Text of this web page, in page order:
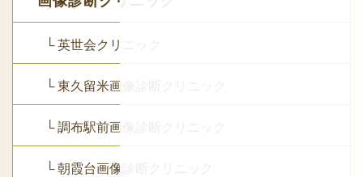
└ 英世会クリニック
└ 東久留米画像診断クリニック
└ 調布駅前画像診断クリニック
└ 朝霞台画像診断クリニック